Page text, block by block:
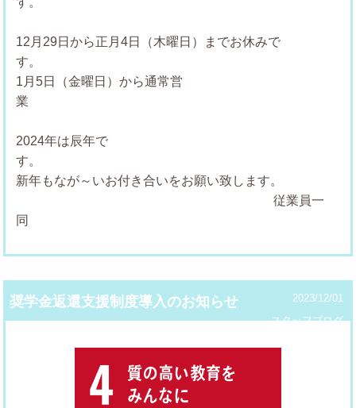
12月29日から正月4日（木曜日）までお休みで
1月5日（金曜日）から通常営
2024年は辰年で
新年もなが～いお付き合いをお願い致します。
従業員一
同
奨学金返還支援制度導入のお知らせ
2023/12/01
スタッフブログ